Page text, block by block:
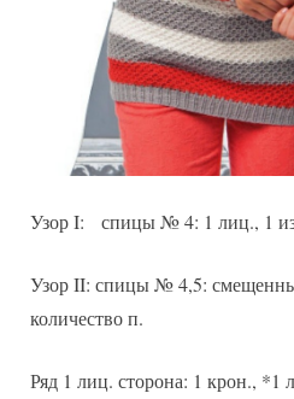
Узор I: спицы № 4: 1 лиц., 1
Узор II: спицы № 4,5:
количество п.
Ряд 1 лиц. сторона: 1 крон., *1